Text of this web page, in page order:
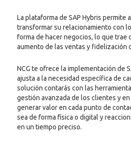
La plataforma de SAP Hybris permite
transformar su relacionamiento con
forma de hacer negocios, lo que trae
aumento de las ventas y fidelización
NCG te ofrece la implementación de
ajusta a la necesidad específica de
solución contarás con las
gestión avanzada de los clientes y
generar valor en cada punto de
sea de forma física o digital y
en un tiempo preciso.